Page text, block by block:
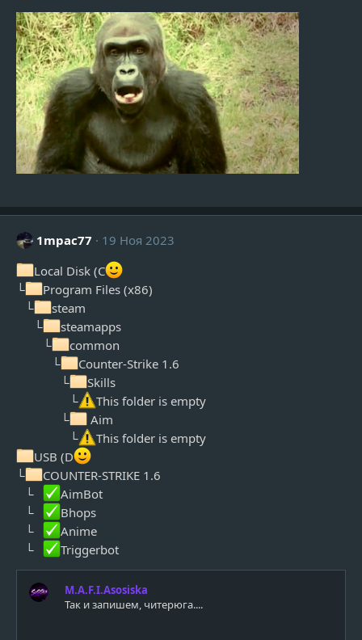
1mpac77
19 Ноя 2023
Local Disk (C
└
Program Files (x86)
⠀└
steam
⠀⠀└
steamapps
⠀⠀⠀└
common
⠀⠀⠀⠀└
Counter-Strike 1.6
⠀⠀⠀⠀⠀└
Skills
⠀⠀⠀⠀⠀⠀└
This folder is empty
⠀⠀⠀⠀⠀└
Aim
⠀⠀⠀⠀⠀⠀└
This folder is empty
USB (D
└
COUNTER-STRIKE 1.6
⠀└⠀
AimBot
⠀└⠀
Bhops
⠀└⠀
Anime
⠀└⠀
Triggerbot
M.A.F.I.Asosiska
Так и запишем, читерюга....